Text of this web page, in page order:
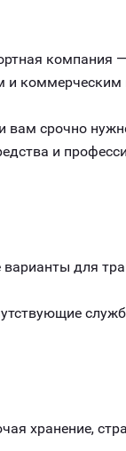
компания
и коммерческим
вам срочно
и
для
хранение,